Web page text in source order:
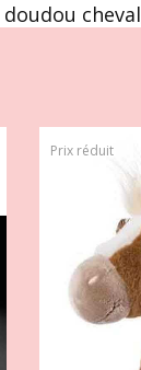
doudou cheval
Prix réduit